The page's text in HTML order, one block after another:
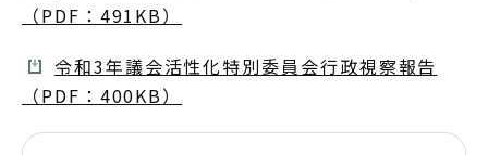
（PDF：491KB）
令和3年議会活性化特別委員会行政視察報告
（PDF：400KB）